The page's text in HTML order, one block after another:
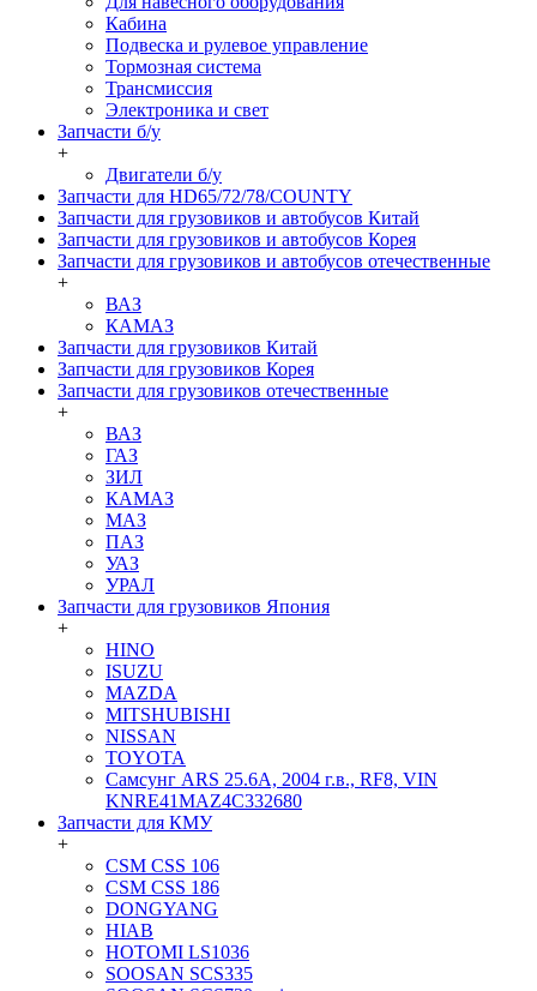
Кабина
Подвеска и рулевое управление
Тормозная система
Трансмиссия
Электроника и свет
Запчасти б/у
+
Двигатели б/у
Запчасти для HD65/72/78/COUNTY
Запчасти для грузовиков и автобусов Китай
Запчасти для грузовиков и автобусов Корея
Запчасти для грузовиков и автобусов отечественные
+
ВАЗ
КАМАЗ
Запчасти для грузовиков Китай
Запчасти для грузовиков Корея
Запчасти для грузовиков отечественные
+
ВАЗ
ГАЗ
ЗИЛ
КАМАЗ
МАЗ
ПАЗ
УАЗ
УРАЛ
Запчасти для грузовиков Япония
+
HINO
ISUZU
MAZDA
MITSHUBISHI
NISSAN
TOYOTA
Самсунг ARS 25.6A, 2004 г.в., RF8, VIN
KNRE41MAZ4C332680
Запчасти для КМУ
+
CSM CSS 106
CSM CSS 186
DONGYANG
HIAB
HOTOMI LS1036
SOOSAN SCS335